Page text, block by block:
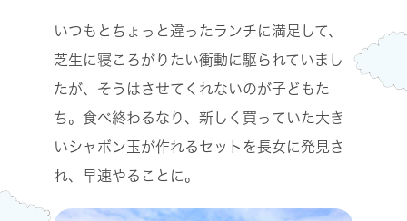
いつもとちょっと違ったランチに満足して、
芝生に寝ころがりたい衝動に駆られていまし
たが、そうはさせてくれないのが子どもた
ち。食べ終わるなり、新しく買っていた大き
いシャボン玉が作れるセットを長女に発見さ
れ、早速やることに。